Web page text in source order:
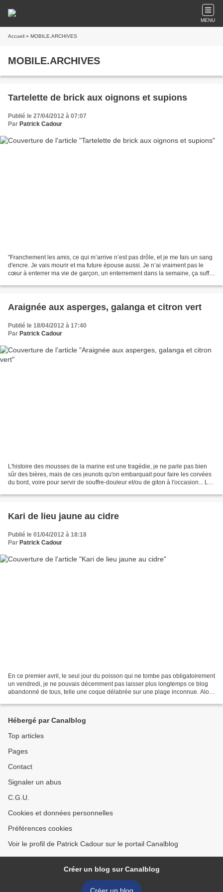
MENU
Accueil » MOBILE.ARCHIVES
MOBILE.ARCHIVES
Tartelette de brick aux oignons et supions
Publié le 27/04/2012 à 07:07
Par Patrick Cadour
"Franchement les amis, ce qui m’arrive n’est pas drôle, et je me fais un sang
d'encre. Je vais mourir et ma future épouse aussi. Je n’ai vraiment pas le
cœur à enterrer ma vie de garçon, un enterrement dans la semaine, ça suffit
Araignée aux asperges, galanga et citron vert
Publié le 18/04/2012 à 17:40
Par Patrick Cadour
L'histoire des mousses de la marine est une tragédie, je ne parle pas bien
sûr des bières, mais de ces jeunots qu'on embarquait pour faire les corvées
du bord, voire pour servir de souffre-douleur et/ou de giton à l'occasion... Le
Kari de lieu jaune au cidre
Publié le 01/04/2012 à 18:18
Par Patrick Cadour
En ce premier avril, le seul jour du poisson qui ne tombe pas obligatoirement
un vendredi, je ne pouvais décemment pas laisser plus longtemps ce blog
abandonné de tous, telle une coque délabrée sur une plage inconnue. Alors
Hébergé par Canalblog
Top articles
Pages
Contact
Signaler un abus
C.G.U.
Cookies et données personnelles
Préférences cookies
Voir le profil de Patrick Cadour sur le portail Canalblog
Créer un blog sur Canalblog